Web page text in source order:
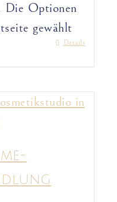
Die Optionen
gewählt
Details